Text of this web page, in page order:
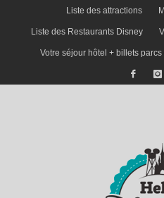
Liste des attractions
Liste des Restaurants Disney
Votre séjour hôtel + billets parcs